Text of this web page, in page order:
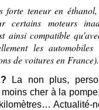
forte teneur en
certains moteurs
ainsi compatible
les
de voitures en France).
La non plus,
cher à la
Actualité-